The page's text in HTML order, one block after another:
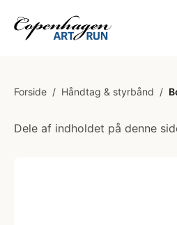
Forside / Håndtag & styrbånd /
Dele af indholdet på denne